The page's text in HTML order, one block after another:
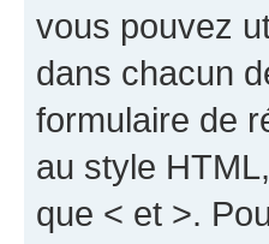
vous pouvez
dans chacun
formulaire de
au style
que < et >.